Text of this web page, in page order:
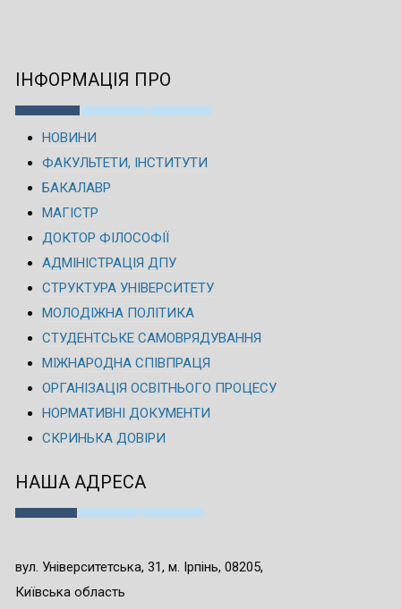
ІНФОРМАЦІЯ ПРО
НОВИНИ
ФАКУЛЬТЕТИ, ІНСТИТУТИ
БАКАЛАВР
МАГІСТР
ДОКТОР ФІЛОСОФІЇ
АДМІНІСТРАЦІЯ ДПУ
СТРУКТУРА УНІВЕРСИТЕТУ
МОЛОДІЖНА ПОЛІТИКА
СТУДЕНТСЬКЕ САМОВРЯДУВАННЯ
МІЖНАРОДНА СПІВПРАЦЯ
ОРГАНІЗАЦІЯ ОСВІТНЬОГО ПРОЦЕСУ
НОРМАТИВНІ ДОКУМЕНТИ
СКРИНЬКА ДОВІРИ
НАША АДРЕСА
вул. Університетська, 31, м. Ірпінь, 08205,
Київська область